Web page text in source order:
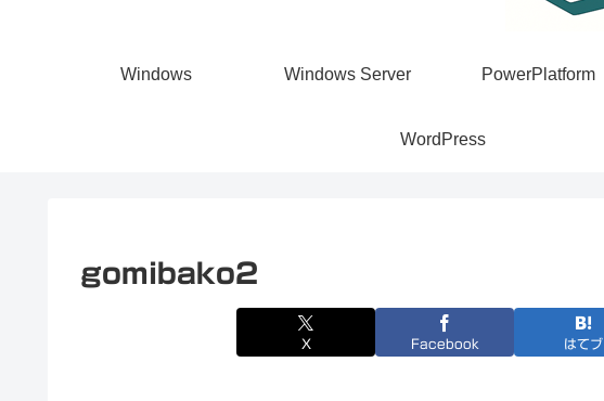
Windows Windows Server PowerPlatform
WordPress
gomibako2
X Facebook はてブ